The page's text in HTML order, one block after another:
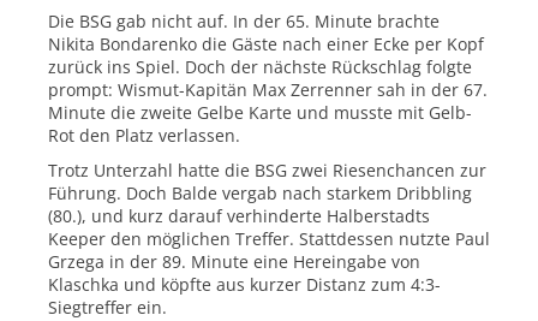
Die BSG gab nicht auf. In der 65. Minute brachte
Nikita Bondarenko die Gäste nach einer Ecke per Kopf
zurück ins Spiel. Doch der nächste Rückschlag folgte
prompt: Wismut-Kapitän Max Zerrenner sah in der 67.
Minute die zweite Gelbe Karte und musste mit Gelb-
Rot den Platz verlassen.
Trotz Unterzahl hatte die BSG zwei Riesenchancen zur
Führung. Doch Balde vergab nach starkem Dribbling
(80.), und kurz darauf verhinderte Halberstadts
Keeper den möglichen Treffer. Stattdessen nutzte Paul
Grzega in der 89. Minute eine Hereingabe von
Klaschka und köpfte aus kurzer Distanz zum 4:3-
Siegtreffer ein.